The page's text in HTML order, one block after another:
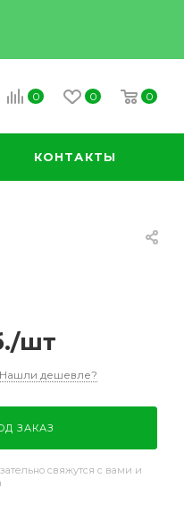
0 0 0
КОНТАКТЫ
/шт
Нашли дешевле?
ЗАКАЗ
свяжутся с вами и